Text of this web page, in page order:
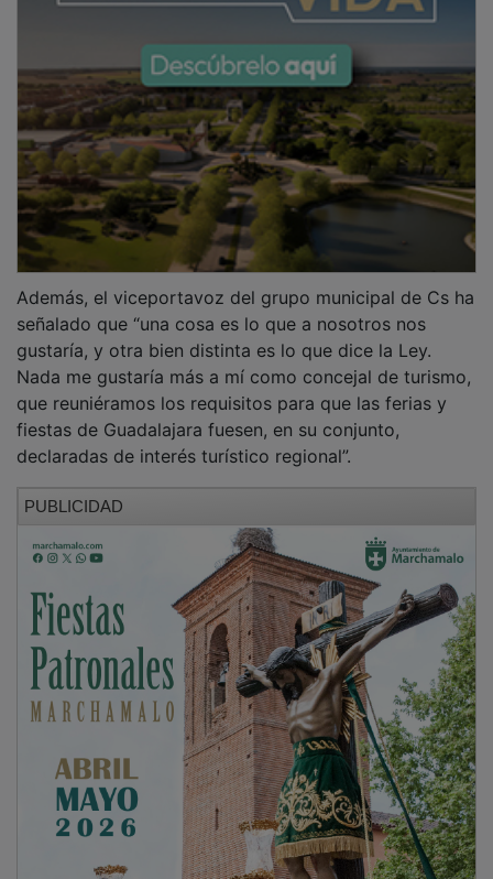
señalado que “una cosa es lo que a nosotros nos
gustaría, y otra bien distinta es lo que dice la Ley.
Nada me gustaría más a mí como concejal de turismo,
que reuniéramos los requisitos para que las ferias y
fiestas de Guadalajara fuesen, en su conjunto,
declaradas de interés turístico regional”.